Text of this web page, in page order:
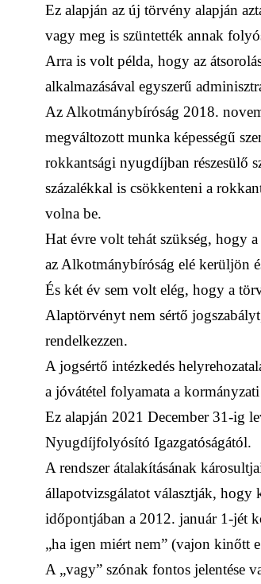
Ez alapján az új törvény alapján
vagy meg is szüntették annak
Arra is volt példa, hogy az
alkalmazásával egyszerű
Az Alkotmánybíróság 2018.
megváltozott munka képességű
rokkantsági nyugdíjban részesülő
százalékkal is csökkenteni a
volna be.
Hat évre volt tehát szükség, hogy
az Alkotmánybíróság elé kerüljön
És két év sem volt elég, hogy a
Alaptörvényt nem sértő
rendelkezzen.
A jogsértő intézkedés
a jóvátétel folyamata a
Ez alapján 2021 December 31-ig
Nyugdíjfolyósító Igazgatóságától.
A rendszer átalakításának
állapotvizsgálatot választják, hogy
időpontjában a 2012. január 1-jét
„ha igen miért nem” (vajon kinőtt
A „vagy” szónak fontos jelentése